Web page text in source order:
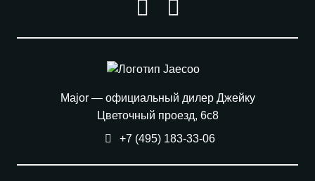
Major — официальный дилер Джейку
Цветочный проезд, 6с8
+7 (495) 183-33-06